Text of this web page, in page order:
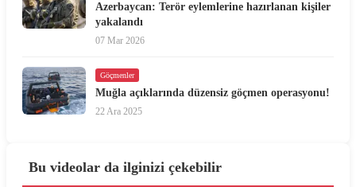
Azerbaycan: Terör eylemlerine hazırlanan kişiler
yakalandı
07 Mar 2026
Göçmenler
Muğla açıklarında düzensiz göçmen operasyonu!
22 Ara 2025
Bu videolar da ilginizi çekebilir